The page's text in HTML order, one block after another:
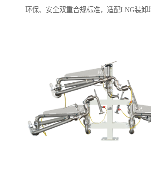
环保、安全双重合规标准，适配LNG装卸